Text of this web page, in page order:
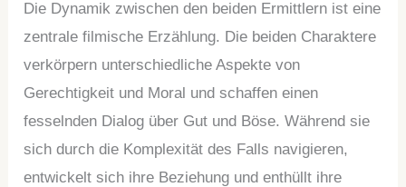
Die Dynamik zwischen den beiden Ermittlern ist eine
zentrale filmische Erzählung. Die beiden Charaktere
verkörpern unterschiedliche Aspekte von
Gerechtigkeit und Moral und schaffen einen
fesselnden Dialog über Gut und Böse. Während sie
sich durch die Komplexität des Falls navigieren,
entwickelt sich ihre Beziehung und enthüllt ihre